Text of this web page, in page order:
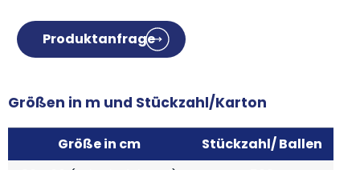
Produktanfrage
Größen in m und Stückzahl/Karton
Größe in cm
Stückzahl/ Ballen